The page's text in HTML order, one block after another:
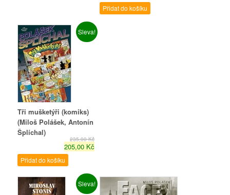
Přidat do košíku
Sleva!
Tři mušketýři (komiks)
(Miloš Polášek, Antonín
Šplíchal)
235,00 Kč
205,00 Kč
Přidat do košíku
Sleva!